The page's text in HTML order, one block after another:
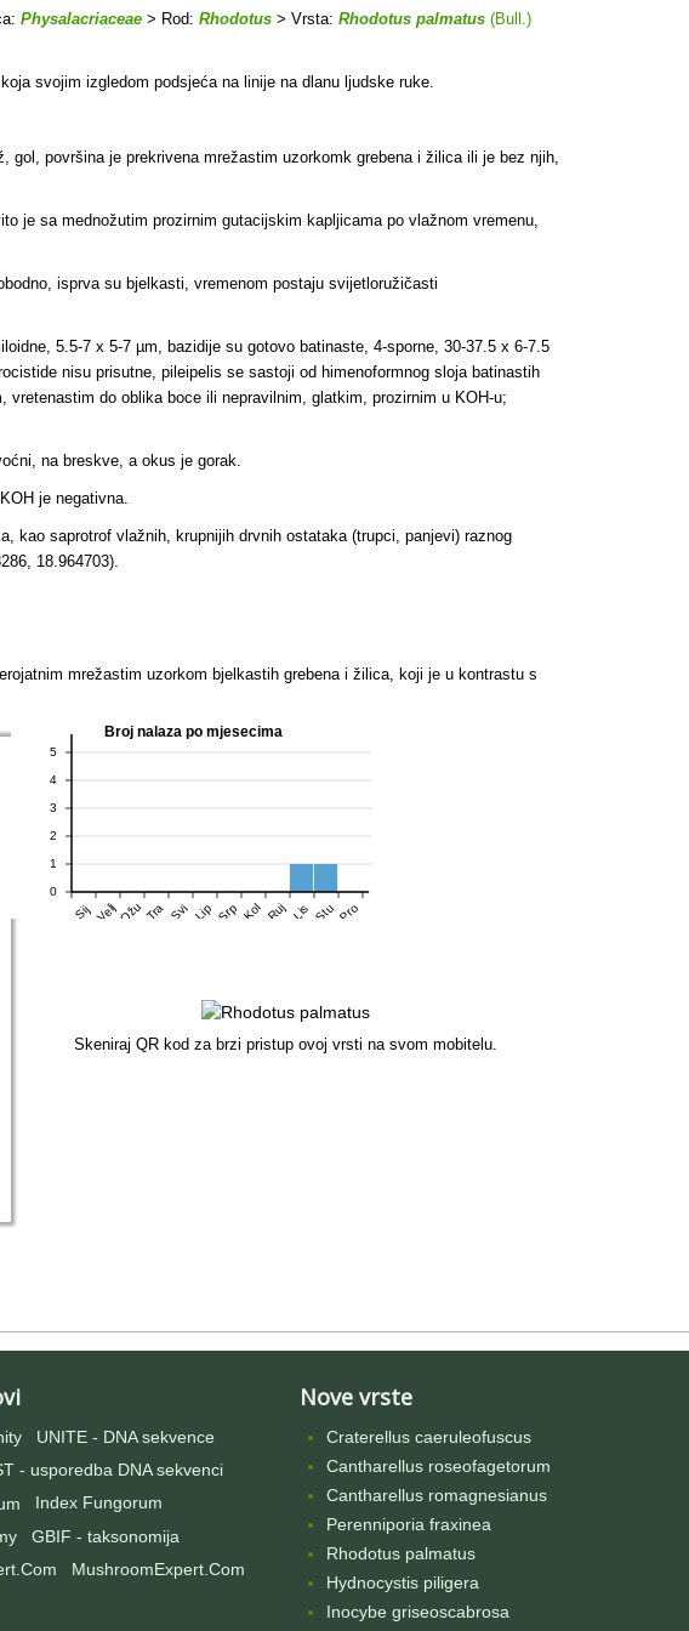
Physalacriaceae > Rod: Rhodotus > Vrsta: Rhodotus palmatus (Bull.)
svojim izgledom podsjeća na linije na dlanu ljudske ruke.
površina je prekrivena mrežastim uzorkomk grebena i žilica ili je bez njih,
je sa mednožutim prozirnim gutacijskim kapljicama po vlažnom vremenu,
isprva su bjelkasti, vremenom postaju svijetloružičasti
5.5-7 x 5-7 µm, bazidije su gotovo batinaste, 4-sporne, 30-37.5 x 6-7.5
nisu prisutne, pileipelis se sastoji od himenoformnog sloja batinastih
do oblika boce ili nepravilnim, glatkim, prozirnim u KOH-u;
na breskve, a okus je gorak.
je negativna.
kao saprotrof vlažnih, krupnijih drvnih ostataka (trupci, panjevi) raznog
18.964703).
mrežastim uzorkom bjelkastih grebena i žilica, koji je u kontrastu s
Broj nalaza po mjesecima
0
1
2
3
4
5
Sij VeljOžuTra Svi Lip Srp Kol Ruj Lis Stu Pro
Skeniraj QR kod za brzi pristup ovoj vrsti na svom mobitelu.
UNITE - DNA sekvence
- usporedba DNA sekvenci
Index Fungorum
GBIF - taksonomija
MushroomExpert.Com
Nove vrste
Craterellus caeruleofuscus
Cantharellus roseofagetorum
Cantharellus romagnesianus
Perenniporia fraxinea
Rhodotus palmatus
Hydnocystis piligera
Inocybe griseoscabrosa